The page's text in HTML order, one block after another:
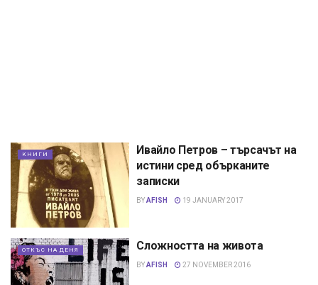
КНИГИ
Ивайло Петров – търсачът на
истини сред обърканите
записки
BYAFISH 19 JANUARY 2017
ОТКЪС НА ДЕНЯ Сложността на живота
BYAFISH 27 NOVEMBER 2016